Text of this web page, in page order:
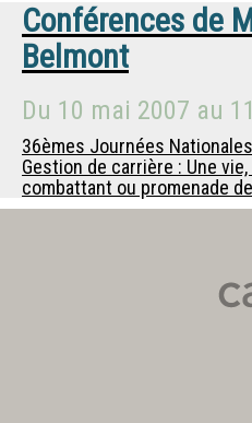
Conférences de
Belmont
Du 10 mai 2007 au
36èmes Journées
Gestion de carrière : Une
combattant ou promenade